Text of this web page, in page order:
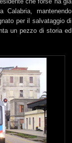
Calabria, mantenendo
per il salvataggio di
un pezzo di storia ed